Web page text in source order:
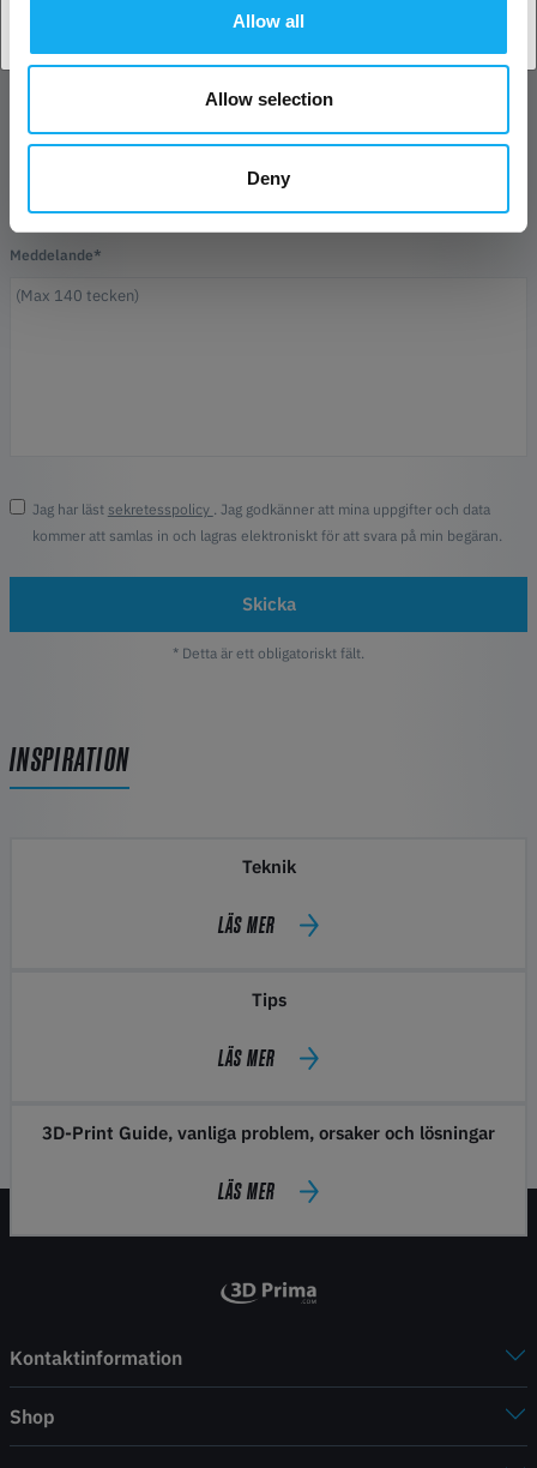
Allow all
Allow selection
Deny
Meddelande*
Jag har läst sekretesspolicy . Jag godkänner att mina uppgifter och data
kommer att samlas in och lagras elektroniskt för att svara på min begäran.
Skicka
* Detta är ett obligatoriskt fält.
INSPIRATION
Teknik
LÄS MER
Tips
LÄS MER
3D-Print Guide, vanliga problem, orsaker och lösningar
LÄS MER
Kontaktinformation
Shop